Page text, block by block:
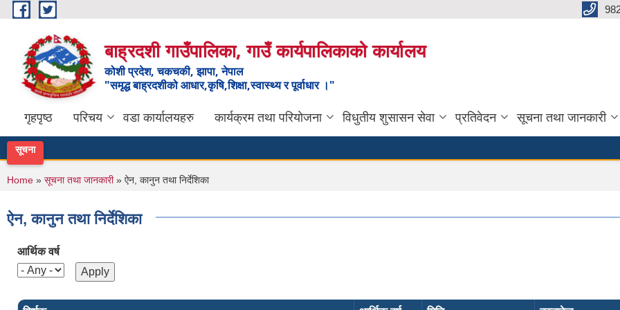
Skip to main content
बाह्रदशी गाउँपालिका, गाउँ कार्यपालिकाको कार्यालय
कोशी प्रदेश, चकचकी, झापा, नेपाल
"समृद्ध बाह्रदशीको आधार,कृषि,शिक्षा,स्वास्थ्य र पूर्वाधार ।"
गृहपृष्ठ परिचय वडा कार्यालयहरु कार्यक्रम तथा परियोजना विधुतीय शुसासन सेवा प्रतिवेदन सूचना तथा जानकारी
सूचना
You are here
Home » सूचना तथा जानकारी» ऐन, कानुन तथा निर्देशिका
ऐन, कानुन तथा निर्देशिका
आर्थिक वर्ष